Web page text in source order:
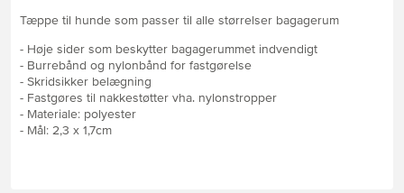
Tæppe til hunde som passer til alle størrelser bagagerum
- Høje sider som beskytter bagagerummet indvendigt
- Burrebånd og nylonbånd for fastgørelse
- Skridsikker belægning
- Fastgøres til nakkestøtter vha. nylonstropper
- Materiale: polyester
- Mål: 2,3 x 1,7cm